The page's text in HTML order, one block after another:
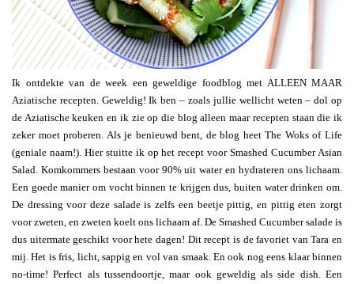
Ik ontdekte van de week een geweldige foodblog met ALLEEN MAAR
Aziatische recepten. Geweldig! Ik ben – zoals jullie wellicht weten – dol op
de Aziatische keuken en ik zie op die blog alleen maar recepten staan die ik
zeker moet proberen. Als je benieuwd bent, de blog heet The Woks of Life
(geniale naam!). Hier stuitte ik op het recept voor Smashed Cucumber Asian
Salad. Komkommers bestaan voor 90% uit water en hydrateren ons lichaam.
Een goede manier om vocht binnen te krijgen dus, buiten water drinken om.
De dressing voor deze salade is zelfs een beetje pittig, en pittig eten zorgt
voor zweten, en zweten koelt ons lichaam af. De Smashed Cucumber salade is
dus uitermate geschikt voor hete dagen! Dit recept is de favoriet van Tara en
mij. Het is fris, licht, sappig en vol van smaak. En ook nog eens klaar binnen
no-time! Perfect als tussendoortje, maar ook geweldig als side dish. Een